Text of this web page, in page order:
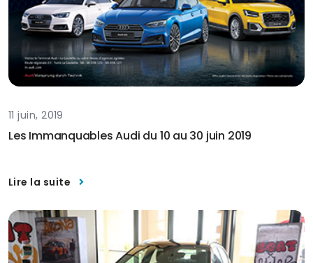
11 juin, 2019
Les Immanquables Audi du 10 au 30 juin 2019
Lire la suite